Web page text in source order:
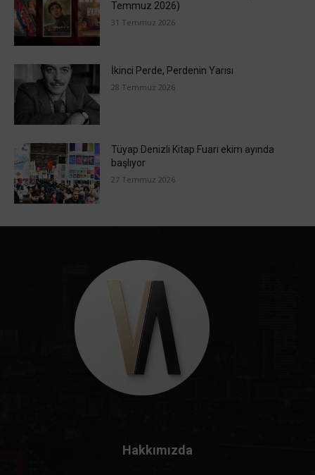
Temmuz 2026)
31 Temmuz 2026
İkinci Perde, Perdenin Yarısı
28 Temmuz 2026
Tüyap Denizli Kitap Fuarı ekim ayında
başlıyor
27 Temmuz 2026
Hakkımızda